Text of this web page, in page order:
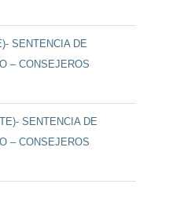
SENTENCIA DE
– CONSEJEROS
SENTENCIA DE
– CONSEJEROS